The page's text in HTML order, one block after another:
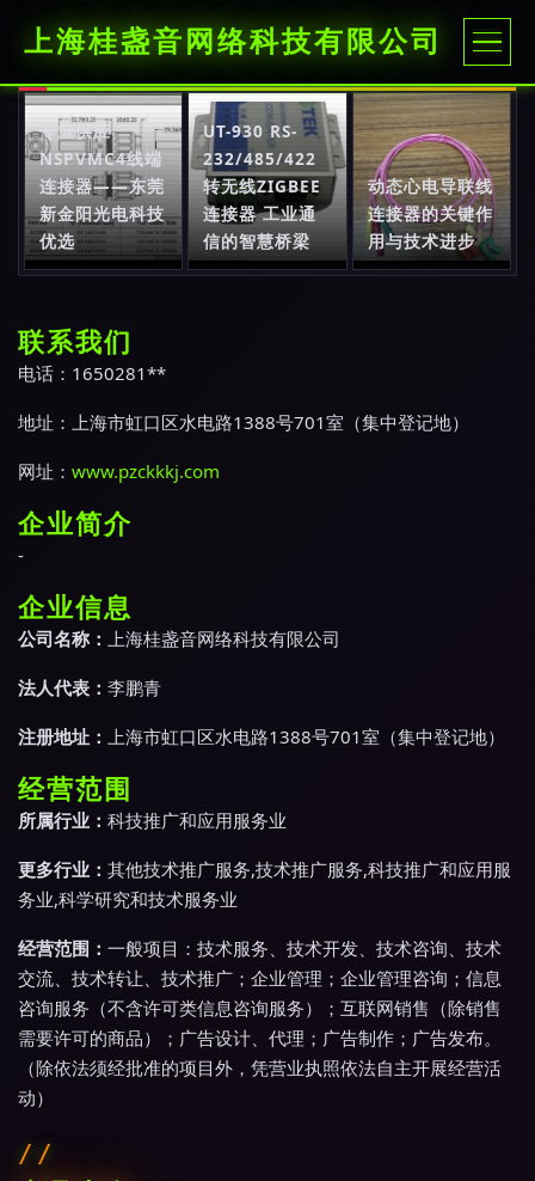
上海桂盏音网络科技有限公司
专业供应
NSPVMC4线端
连接器——东莞
新金阳光电科技
优选
UT-930 RS-
232/485/422
转无线ZIGBEE
连接器 工业通
信的智慧桥梁
动态心电导联线
连接器的关键作
用与技术进步
联系我们
电话：1650281**
地址：上海市虹口区水电路1388号701室（集中登记地）
网址： www.pzckkkj.com
企业简介
-
企业信息
公司名称： 上海桂盏音网络科技有限公司
法人代表： 李鹏青
注册地址： 上海市虹口区水电路1388号701室（集中登记地）
经营范围
所属行业： 科技推广和应用服务业
更多行业： 其他技术推广服务,技术推广服务,科技推广和应用服
务业,科学研究和技术服务业
经营范围： 一般项目：技术服务、技术开发、技术咨询、技术
交流、技术转让、技术推广；企业管理；企业管理咨询；信息
咨询服务（不含许可类信息咨询服务）；互联网销售（除销售
需要许可的商品）；广告设计、代理；广告制作；广告发布。
（除依法须经批准的项目外，凭营业执照依法自主开展经营活
动）